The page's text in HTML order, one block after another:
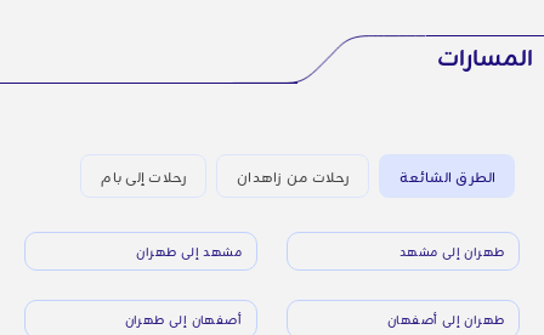
المسارات
الطرق الشائعة رحلات من زاهدان رحلات إلى بام
طهران إلى مشهد مشهد إلى طهران
طهران إلى أصفهان أصفهان إلى طهران